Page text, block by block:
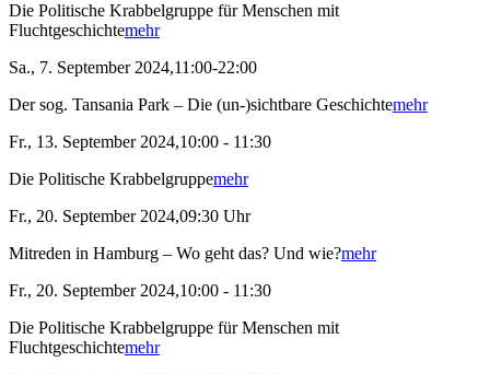
Die Politische Krabbelgruppe für Menschen mit
Fluchtgeschichtemehr
Sa., 7. September 2024,11:00-22:00
Der sog. Tansania Park – Die (un-)sichtbare Geschichtemehr
Fr., 13. September 2024,10:00 - 11:30
Die Politische Krabbelgruppemehr
Fr., 20. September 2024,09:30 Uhr
Mitreden in Hamburg – Wo geht das? Und wie?mehr
Fr., 20. September 2024,10:00 - 11:30
Die Politische Krabbelgruppe für Menschen mit
Fluchtgeschichtemehr